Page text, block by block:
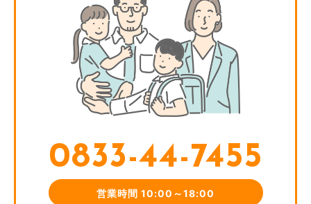
当社が個人情報を収集・利用する目的は，以下のとおりで
当社サービスの提供・運営のため
ユーザーからのお問い合わせに回答するため(本人確認を行う
ユーザーが利用中のサービスの新機能，更新情報，キャンペ
ーン等及び当社が提供する他のサービスの案内のメールを送
利用規約に違反したユーザーや，不正・不当な目的でサービ
スを利用しようとするユーザーの特定をし，ご利用をお断り
するため
0833-44-7455
営業時間 10:00～18:00